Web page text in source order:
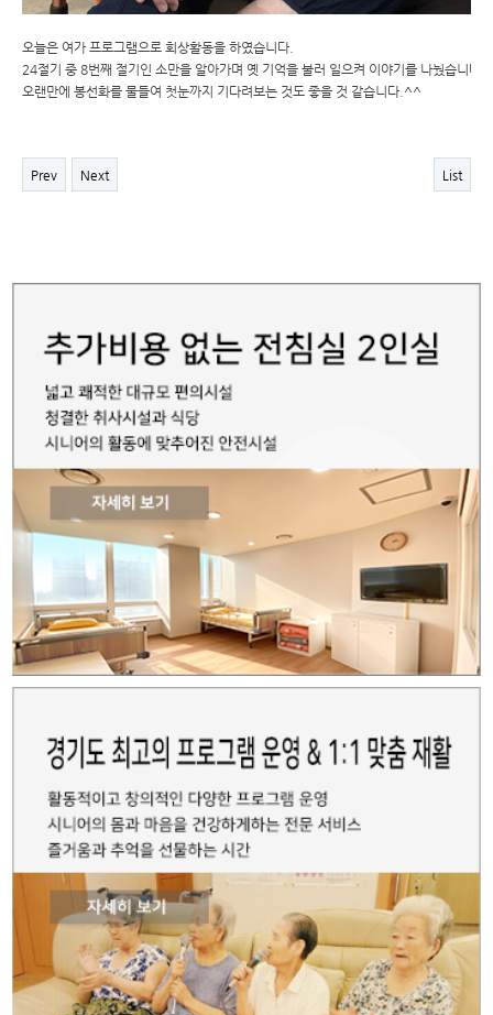
오늘은 여가 프로그램으로 회상활동을 하였습니다.
24절기 중 8번째 절기인 소만을 알아가며 옛 기억을 불러 일으켜 이야기를 나눴습니다.
오랜만에 봉선화를 물들여 첫눈까지 기다려보는 것도 좋을 것 같습니다.^^
Prev Next List